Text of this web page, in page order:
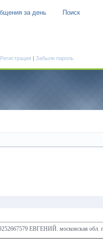
за день Поиск
Регистрация | Забыли пароль
ЕВГЕНИЙ. московская обл.